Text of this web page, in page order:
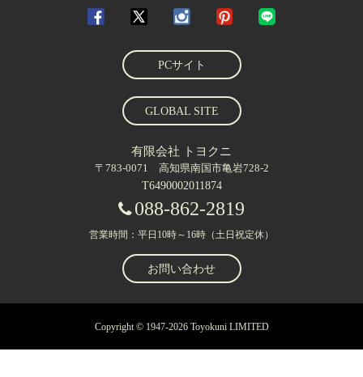
PCサイト
GLOBAL SITE
有限会社 トヨクニ
〒783-0071 高知県南国市亀岩728-2
T6490002011874
088-862-2819
営業時間：平日10時～16時（土日祝定休）
お問い合わせ
Copyright © 1947-2026 Toyokuni LIMITED